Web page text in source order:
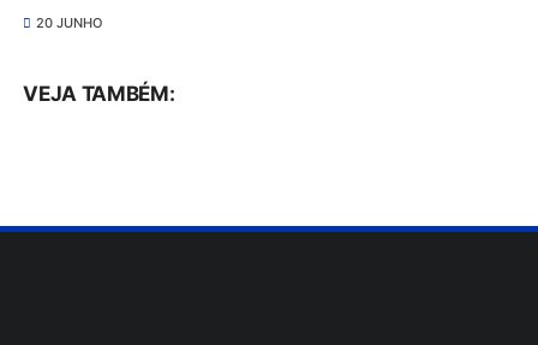
20 JUNHO
VEJA TAMBÉM: